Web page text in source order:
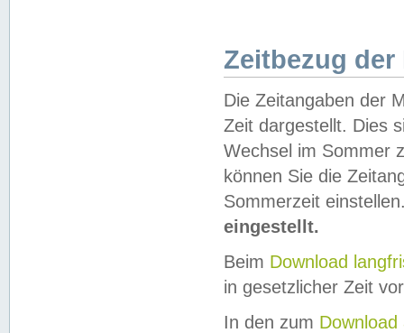
Zeitbezug der
Die Zeitangaben der
Zeit dargestellt. Dies
Wechsel im Sommer
können Sie die
Sommerzeit
eingestellt.
Beim Download
in gesetzlicher Zeit
In den zum Download